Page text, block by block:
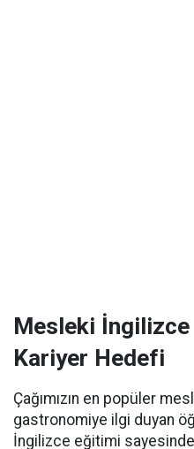
Mesleki İngilizce
Kariyer Hedefi
Çağımızın en popüler
gastronomiye ilgi duyan
İngilizce eğitimi